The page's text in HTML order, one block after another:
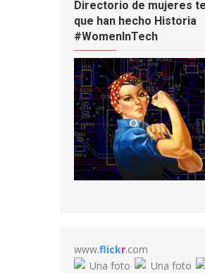
Directorio de mujeres
que han hecho Historia
#WomenInTech
www.flickr.com